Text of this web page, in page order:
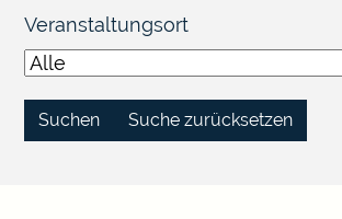
Veranstaltungsort
Suche zurücksetzen